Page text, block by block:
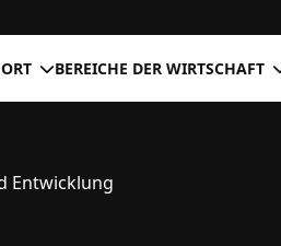
BEREICHE DER WIRTSCHAFT
Entwicklung